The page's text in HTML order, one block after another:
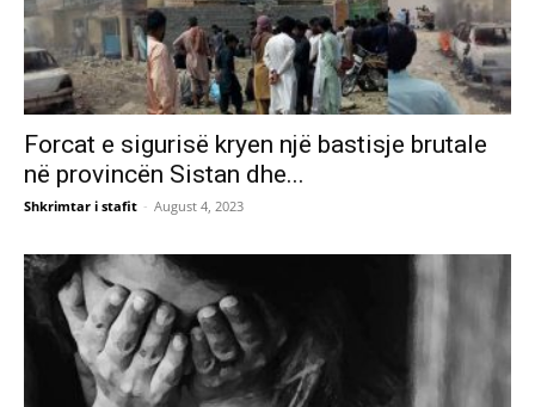
Forcat e sigurisë kryen një bastisje brutale
në provincën Sistan dhe...
Shkrimtar i stafit - August 4, 2023